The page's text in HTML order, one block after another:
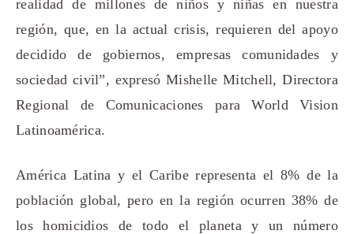
realidad de millones de niños y niñas en nuestra
región, que, en la actual crisis, requieren del apoyo
decidido de gobiernos, empresas comunidades y
sociedad civil”, expresó Mishelle Mitchell, Directora
Regional de Comunicaciones para World Vision
Latinoamérica.
América Latina y el Caribe representa el 8% de la
población global, pero en la región ocurren 38% de
los homicidios de todo el planeta y un número